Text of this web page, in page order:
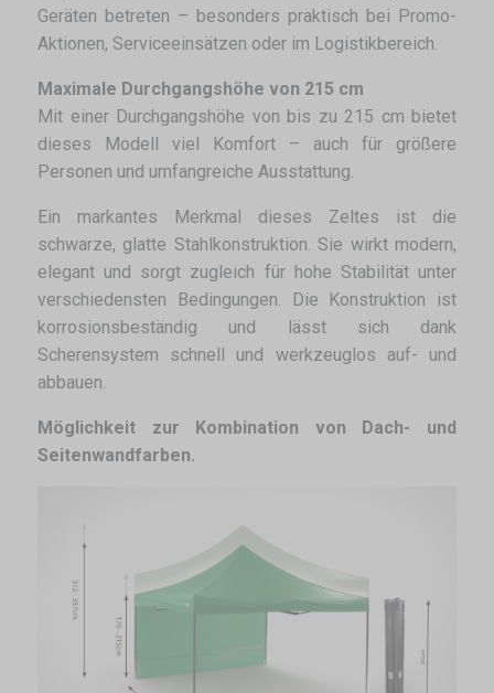
Geräten betreten – besonders praktisch bei Promo-
Aktionen, Serviceeinsätzen oder im Logistikbereich.
Maximale Durchgangshöhe von 215 cm
Mit einer Durchgangshöhe von bis zu 215 cm bietet
dieses Modell viel Komfort – auch für größere
Personen und umfangreiche Ausstattung.
Ein markantes Merkmal dieses Zeltes ist die
schwarze, glatte Stahlkonstruktion. Sie wirkt modern,
elegant und sorgt zugleich für hohe Stabilität unter
verschiedensten Bedingungen. Die Konstruktion ist
korrosionsbeständig und lässt sich dank
Scherensystem schnell und werkzeuglos auf- und
abbauen.
Möglichkeit zur Kombination von Dach- und
Seitenwandfarben.